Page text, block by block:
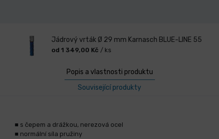
Jádrový vrták Ø 29 mm Karnasch BLUE-LINE 55
od 1 349,00 Kč / ks
Popis a vlastnosti produktu
Související produkty
■ s čepem a drážkou, nerezová ocel
■ normální síla pružiny